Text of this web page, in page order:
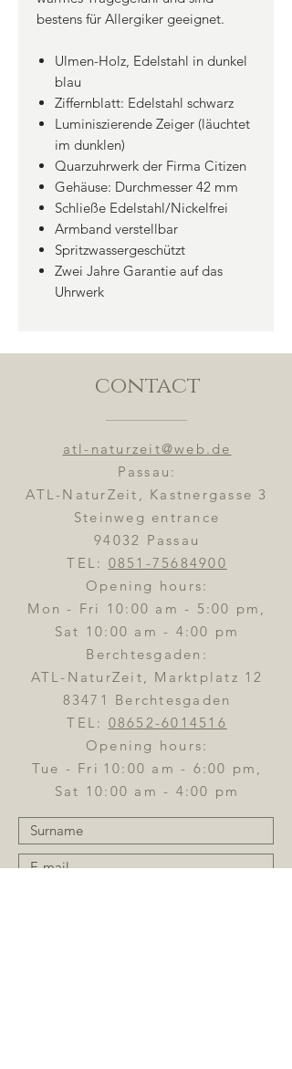
bestens für Allergiker geeignet.
Ulmen-Holz, Edelstahl in dunkel
blau
Ziffernblatt: Edelstahl schwarz
Luminiszierende Zeiger (läuchtet
im dunklen)
Quarzuhrwerk der Firma Citizen
Gehäuse: Durchmesser 42 mm
Schließe Edelstahl/Nickelfrei
Armband verstellbar
Spritzwassergeschützt
Zwei Jahre Garantie auf das
Uhrwerk
contact
atl-naturzeit@web.de
Passau:
ATL-NaturZeit, Kastnergasse 3
Steinweg entrance
94032 Passau
TEL: 0851-75684900
Opening hours:
Mon - Fri 10:00 am - 5:00 pm,
Sat 10:00 am - 4:00 pm
Berchtesgaden:
ATL-NaturZeit, Marktplatz 12
83471 Berchtesgaden
TEL: 08652-6014516
Opening hours:
Tue - Fri 10:00 am - 6:00 pm,
Sat 10:00 am - 4:00 pm